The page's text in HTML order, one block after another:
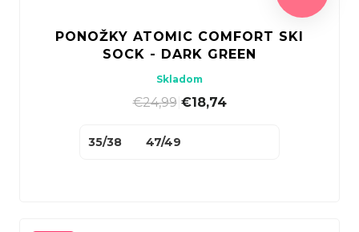
PONOŽKY ATOMIC COMFORT SKI
SOCK - DARK GREEN
Skladom
€24,99| €18,74
35/38 47/49